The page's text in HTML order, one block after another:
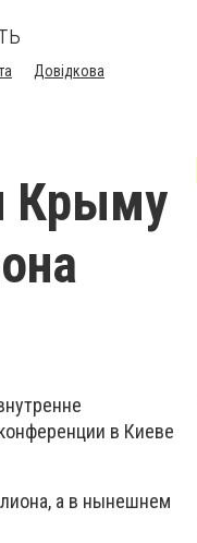
Довідкова
Крыму
в Киеве
а в нынешнем